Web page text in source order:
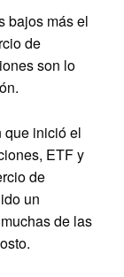
bajos más el
de
son lo
que inició el
ETF y
de
un
de las